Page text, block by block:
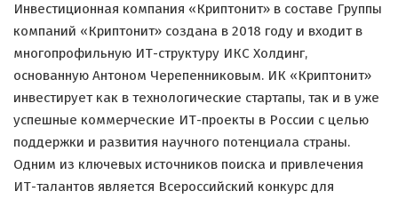
Инвестиционная компания «Криптонит» в cоставе Группы
компаний «Криптонит» создана в 2018 году и входит в
многопрофильную ИТ-структуру ИКС Холдинг,
основанную Антоном Черепенниковым. ИК «Криптонит»
инвестирует как в технологические стартапы, так и в уже
успешные коммерческие ИТ-проекты в России с целью
поддержки и развития научного потенциала страны.
Одним из ключевых источников поиска и привлечения
ИТ-талантов является Всероссийский конкурс для